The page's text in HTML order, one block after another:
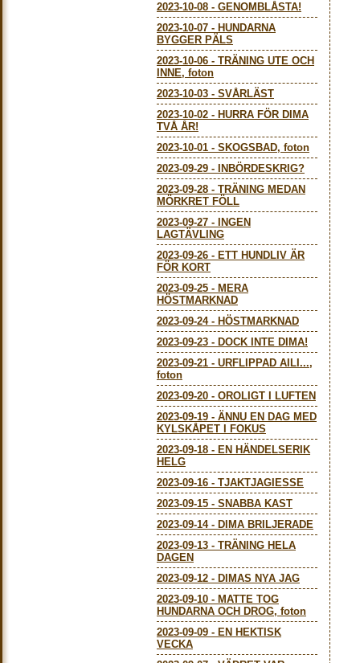
2023-10-08 - GENOMBLÅSTA!
2023-10-07 - HUNDARNA
BYGGER PÄLS
2023-10-06 - TRÄNING UTE OCH
INNE, foton
2023-10-03 - SVÅRLÄST
2023-10-02 - HURRA FÖR DIMA
TVÅ ÅR!
2023-10-01 - SKOGSBAD, foton
2023-09-29 -
INBÖRDESKRIG?
2023-09-28 - TRÄNING MEDAN
MÖRKRET FÖLL
2023-09-27 -
INGEN
LAGTÄVLING
2023-09-26 - ETT HUNDLIV ÄR
FÖR KORT
2023-09-25 - MERA
HÖSTMARKNAD
2023-09-24- HÖSTMARKNAD
2023-09-23 - DOCK INTE DIMA!
2023-09-21 - URFLIPPAD AILI...,
foton
2023-09-20 - OROLIGT I LUFTEN
2023-09-19 - ÄNNU EN DAG MED
KYLSKÅPET I FOKUS
2023-09-18 - EN HÄNDELSERIK
HELG
2023-09-16 - TJAKTJAGIESSE
2023-09-15 - SNABBA KAST
2023-09-14- DIMA BRILJERADE
2023-09-13 - TRÄNING HELA
DAGEN
2023-09-12 - DIMAS NYA JAG
2023-09-10 - MATTE TOG
HUNDARNA OCH DROG, foton
2023-09-09 - EN HEKTISK
VECKA